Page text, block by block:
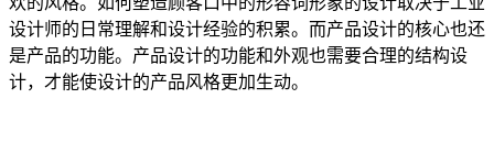
设计师的日常理解和设计经验的积累。而产品设计的核心也还
是产品的功能。产品设计的功能和外观也需要合理的结构设
计，才能使设计的产品风格更加生动。